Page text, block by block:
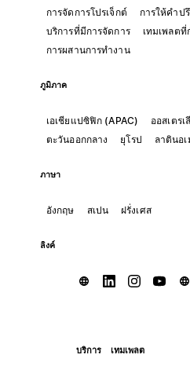
การจัดการโปรเจ็กต์
การให้คำป
บริการที่มีการจัดการ
เทมเพลตที่
การผสานการทำงาน
ภูมิภาค
เอเชียแปซิฟิก (APAC) ออสเตร
ตะวันออกกลาง
ยุโรป ลาตินอเ
ภาษา
อังกฤษ สเปน ฝรั่งเศส
ลิงค์
บริการ เทมเพลต